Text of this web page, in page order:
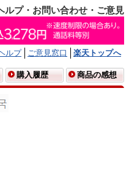
ルプ・お問い合わせ・ご意見
ルプ ご意見窓口
楽天トップへ
購入履歴 商品の感想